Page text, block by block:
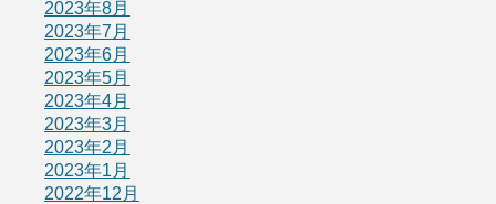
2023年8月
2023年7月
2023年6月
2023年5月
2023年4月
2023年3月
2023年2月
2023年1月
2022年12月